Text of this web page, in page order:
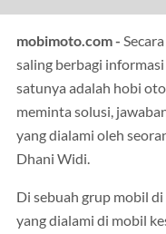
mobimoto.com -
saling berbagi
satunya adalah hobi
meminta solusi,
yang dialami oleh
Dhani Widi.
Di sebuah grup mobil
yang dialami di mobil